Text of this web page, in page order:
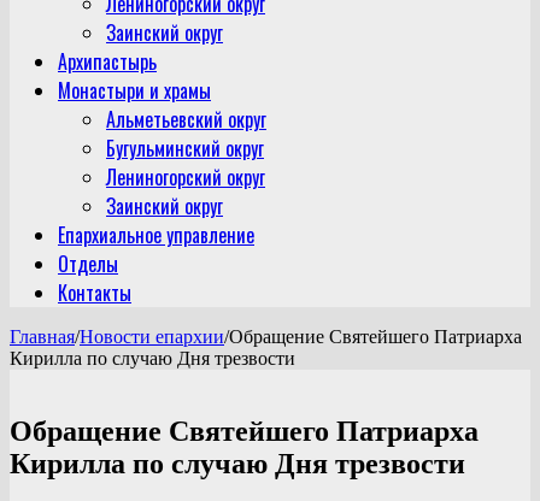
Заинский округ
Архипастырь
Монастыри и храмы
Альметьевский округ
Бугульминский округ
Лениногорский округ
Заинский округ
Епархиальное управление
Отделы
Контакты
Главная/Новости епархии/Обращение Святейшего Патриарха
Кирилла по случаю Дня трезвости
Обращение Святейшего Патриарха
Кирилла по случаю Дня трезвости